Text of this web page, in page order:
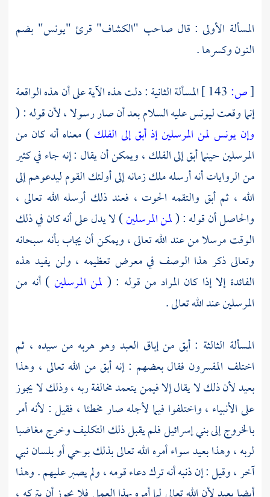
المسألة الأولى : قال صاحب "الكشاف" قرئ "يونس" بضم
النون وكسرها .
[ص:
المسألة الثانية : دلت هذه الآية على أن هذه الواقعة
إنما وقعتليونسعليه السلام بعد أن صار رسولا ، لأن قوله : (
وإن يونس لمن المرسلينإذ أبق إلى الفلك ) معناه أنه كان من
المرسلين حينما أبق إلى الفلك ، ويمكن أن يقال : إنه جاء في كثير
من الروايات أنه أرسله ملك زمانه إلى أولئك القوم ليدعوهم إلى
الله ، ثم أبق والتقمه الحوت ، فعند ذلك أرسله الله تعالى ،
والحاصل أن قوله : (لمن المرسلين) لا يدل على أنه كان في ذلك
الوقت مرسلا من عند الله تعالى ، ويمكن أن يجاب بأنه سبحانه
وتعالى ذكر هذا الوصف في معرض تعظيمه ، ولن يفيد هذه
الفائدة إلا إذا كان المراد من قوله : ( لمن المرسلين ) أنه من
المرسلين عند الله تعالى .
المسألة الثالثة : أبق من إباق العبد وهو هربه من سيده ، ثم
اختلف المفسرون فقال بعضهم : إنه أبق من الله تعالى ، وهذا
بعيد لأن ذلك لا يقال إلا فيمن يتعمد مخالفة ربه ، وذلك لا يجوز
على الأنبياء ، واختلفوا فيما لأجله صار مخطئا ، فقيل : لأنه أمر
بالخروج إلىبني إسرائيلفلم يقبل ذلك التكليف وخرج مغاضبا
لربه ، وهذا بعيد سواء أمره الله تعالى بذلك بوحي أو بلسان نبي
آخر ، وقيل : إن ذنبه أنه ترك دعاء قومه ، ولم يصبر عليهم . وهذا